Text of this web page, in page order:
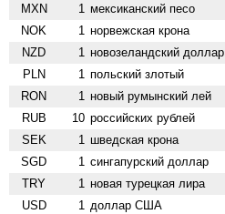
MXN 1 мексиканский песо
NOK 1 норвежская крона
NZD 1 ново­зеландский доллар
PLN 1 польский злотый
RON 1 новый румынский лей
RUB 10 российских рублей
SEK 1 шведская крона
SGD 1 сингапурский доллар
TRY 1 новая турецкая лира
USD 1 доллар США